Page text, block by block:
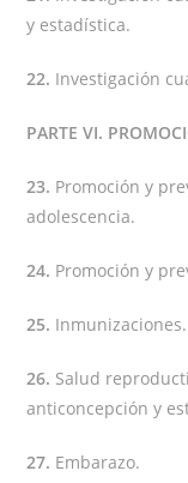
y estadística.
22. Investigación
PARTE VI.
23. Promoción y
adolescencia.
24. Promoción y
25. Inmunizaciones.
26. Salud
anticoncepción y
27. Embarazo.